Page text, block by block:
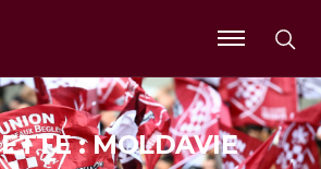
Ouvrir
le
menu
: MOLDAVIE